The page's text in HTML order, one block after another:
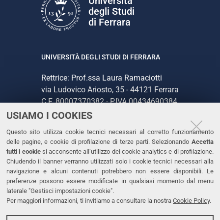
USIAMO I COOKIES
Questo sito utilizza cookie tecnici necessari al corretto funzionamento
delle pagine, e cookie di profilazione di terze parti. Selezionando Accetta
tutti i cookiesi acconsente all’utilizzo dei cookie analytics e di profilazione.
Chiudendo il banner verranno utilizzati solo i cookie tecnici necessari alla
navigazione e alcuni contenuti potrebbero non essere disponibili. Le
preferenze possono essere modificate in qualsiasi momento dal menu
laterale "Gestisci impostazioni cookie".
Per maggiori informazioni, ti invitiamo a consultare la nostra Cookie Policy.
degli Studi
di Ferrara
UNIVERSITÀ DEGLI STUDI DI FERRARA
Rettrice: Prof.ssa Laura Ramaciotti
via Ludovico Ariosto, 35 - 44121 Ferrara
C.F. 80007370382 - P.IVA 00434690384
CONTATTI
Tel. +39 0532 293111
Fax. +39 0532 293031
PEC
LINKS